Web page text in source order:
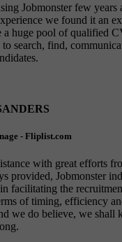
Jobmonster few years
we found it an
a huge pool of qualified
to search, find,
- Fliplist.com
with great efforts
provided, Jobmonster
facilitating the
of timing, efficiency
we do believe, we shall